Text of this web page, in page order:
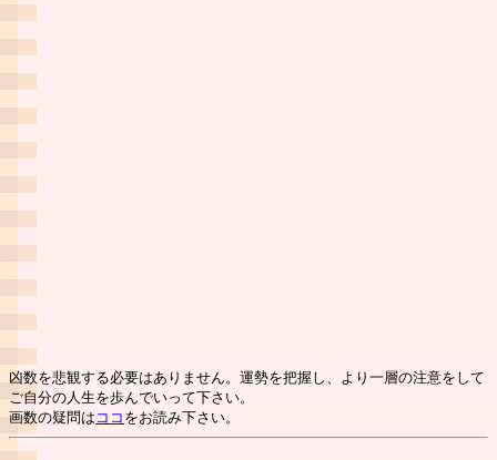
凶数を悲観する必要はありません。運勢を把握し、より一層の注意をして
ご自分の人生を歩んでいって下さい。
画数の疑問は ココ をお読み下さい。